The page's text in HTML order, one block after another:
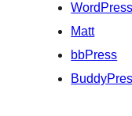
Matt
bbPress